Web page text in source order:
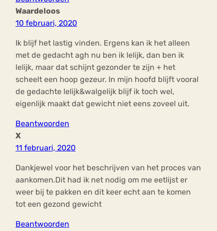
Waardeloos
10 februari, 2020
Ik blijf het lastig vinden. Ergens kan ik het alleen
met de gedacht agh nu ben ik lelijk, dan ben ik
lelijk, maar dat schijnt gezonder te zijn + het
scheelt een hoop gezeur. In mijn hoofd blijft vooral
de gedachte lelijk&walgelijk blijf ik toch wel,
eigenlijk maakt dat gewicht niet eens zoveel uit.
Beantwoorden
X
11 februari, 2020
Dankjewel voor het beschrijven van het proces van
aankomen.Dit had ik net nodig om me eetlijst er
weer bij te pakken en dit keer echt aan te komen
tot een gezond gewicht
Beantwoorden